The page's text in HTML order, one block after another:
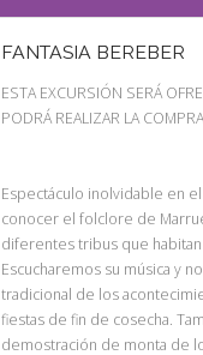
FANTASIA BEREBER
ESTA EXCURSIÓN SERÁ
PODRÁ REALIZAR LA
Espectáculo inolvidable en
conocer el folclore de
diferentes tribus que
Escucharemos su música y
tradicional de los
fiestas de fin de cosecha.
demostración de monta de